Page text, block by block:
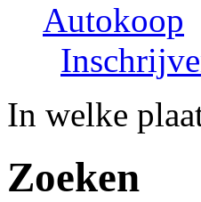
Autokoop
In welke
Zoeken